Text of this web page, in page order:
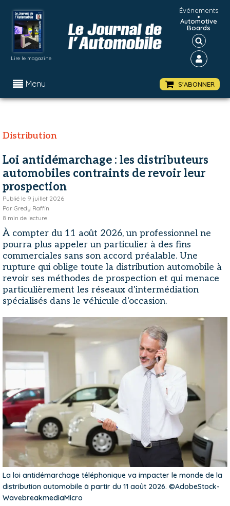
Lire le magazine
Événements
•
Automotive
Boards
Menu S'ABONNER
Distribution
Loi antidémarchage : les distributeurs
automobiles contraints de revoir leur
prospection
Publié le 9 juillet 2026
Par Gredy Raffin
8 min de lecture
À compter du 11 août 2026, un professionnel ne
pourra plus appeler un particulier à des fins
commerciales sans son accord préalable. Une
rupture qui oblige toute la distribution automobile à
revoir ses méthodes de prospection et qui menace
particulièrement les réseaux d'intermédiation
spécialisés dans le véhicule d'occasion.
La loi antidémarchage téléphonique va impacter le monde de la
distribution automobile à partir du 11 août 2026. ©AdobeStock-
WavebreakmediaMicro